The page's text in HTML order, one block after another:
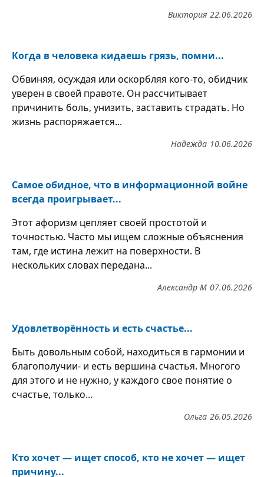
22.06.2026
Виктория
Когда в человека кидаешь грязь, помни...
Обвиняя, осуждая или оскорбляя кого-то, обидчик
уверен в своей правоте. Он рассчитывает
причинить боль, унизить, заставить страдать. Но
жизнь распоряжается...
10.06.2026
Надежда
Самое обидное, что в информационной войне
всегда проигрывает...
Этот афоризм цепляет своей простотой и
точностью. Часто мы ищем сложные объяснения
там, где истина лежит на поверхности. В
нескольких словах передана...
07.06.2026
Александр М
Удовлетворённость и есть счастье...
Быть довольным собой, находиться в гармонии и
благополучии- и есть вершина счастья. Многого
для этого и не нужно, у каждого свое понятие о
счастье, только...
26.05.2026
Ольга
Кто хочет — ищет способ, кто не хочет — ищет
причину...